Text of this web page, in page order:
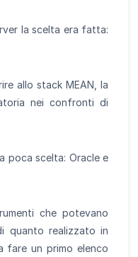
la scelta era fatta:
allo stack MEAN, la
nei confronti di
poca scelta: Oracle e
che potevano
quanto realizzato in
fare un primo elenco